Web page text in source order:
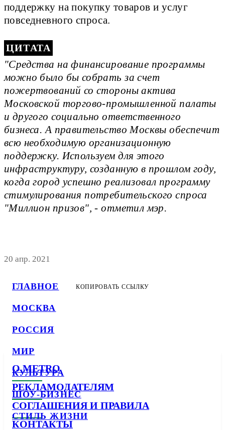
ГЛАВНОЕ
МОСКВА
РОССИЯ
МИР
КУЛЬТУРА
ШОУ-БИЗНЕС
СТИЛЬ ЖИЗНИ
поддержку на покупку товаров и услуг
повседневного спроса.
"Средства на финансирование программы
можно было бы собрать за счет
пожертвований со стороны актива
Московской торгово-промышленной палаты
и другого социально ответственного
бизнеса. А правительство Москвы обеспечит
всю необходимую организационную
поддержку. Используем для этого
инфраструктуру, созданную в прошлом году,
когда город успешно реализовал программу
стимулирования потребительского спроса
"Миллион призов", - отметил мэр.
20 апр. 2021
КОПИРОВАТЬ ССЫЛКУ
О METRO
РЕКЛАМОДАТЕЛЯМ
СОГЛАШЕНИЯ И ПРАВИЛА
КОНТАКТЫ